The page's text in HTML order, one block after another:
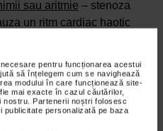
pentru funcționarea acestui
să înțelegem cum se navighează
modului în care funcționează site-
mai exacte în cazul căutărilor,
Partenerii noștri folosesc
publicitate personalizată pe baza
sau aritmie – stenoza
un ritm cardiac haotic
cu severitatea stenozei.
sange– bataile neregulate
mitrala pot duce la
de sange in inima. Daca un
la creier, poate aparea un